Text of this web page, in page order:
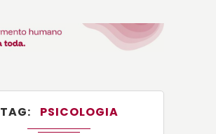
TAG PSICOLOGIA